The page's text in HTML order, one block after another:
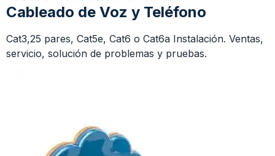
Cableado de Voz y Teléfono
Cat3,25 pares, Cat5e, Cat6 o Cat6a Instalación. Ventas,
servicio, solución de problemas y pruebas.